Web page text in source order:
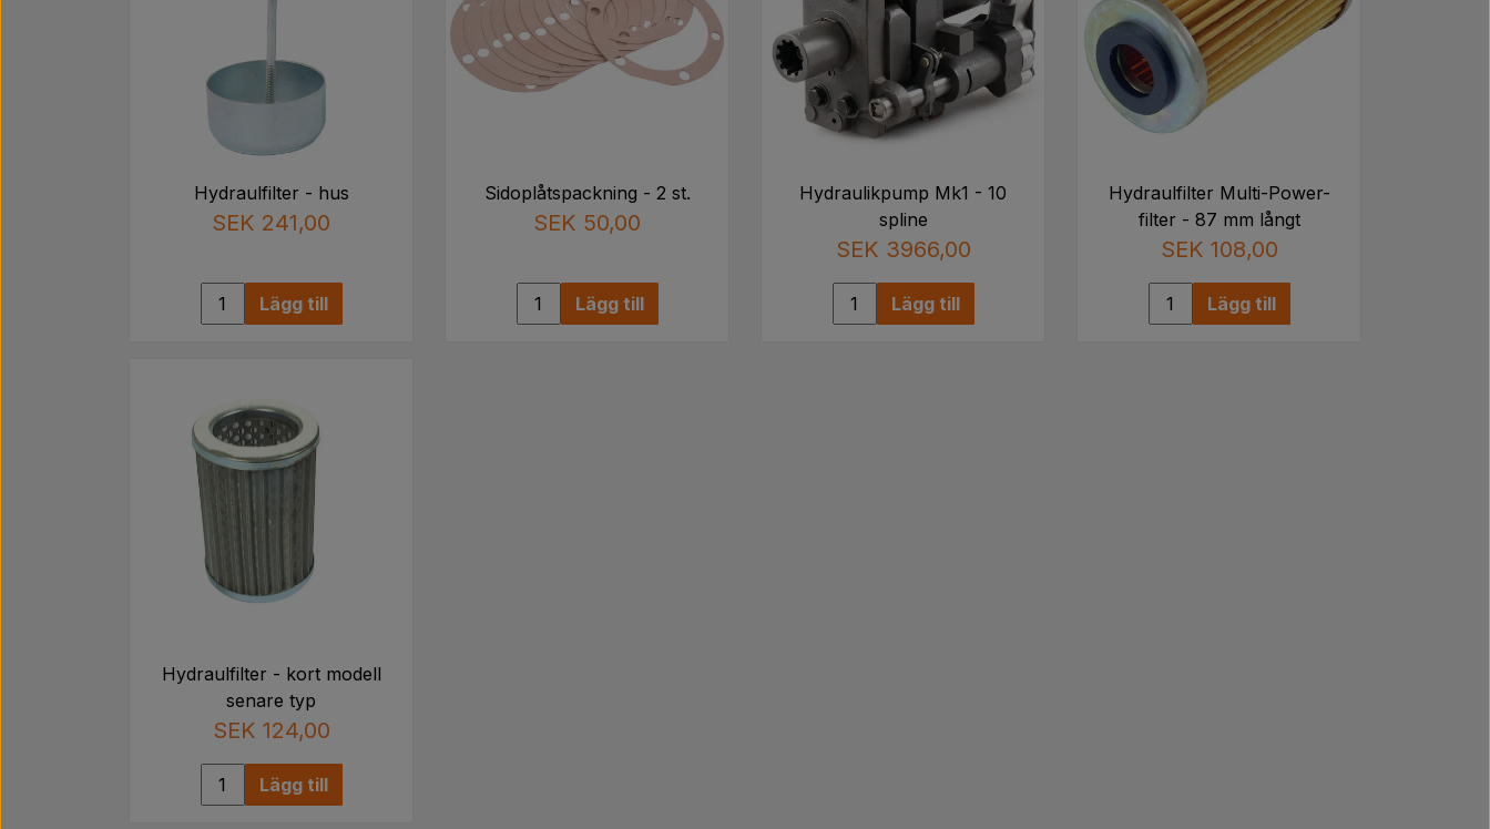
Hydraulfilter - hus
SEK 241,00
Lägg till
Sidoplåtspackning - 2 st.
SEK 50,00
Lägg till
Hydraulikpump Mk1 - 10
spline
SEK 3966,00
Lägg till
Hydraulfilter Multi-Power-
filter - 87 mm långt
SEK 108,00
Lägg till
Hydraulfilter - kort modell
senare typ
SEK 124,00
Lägg till